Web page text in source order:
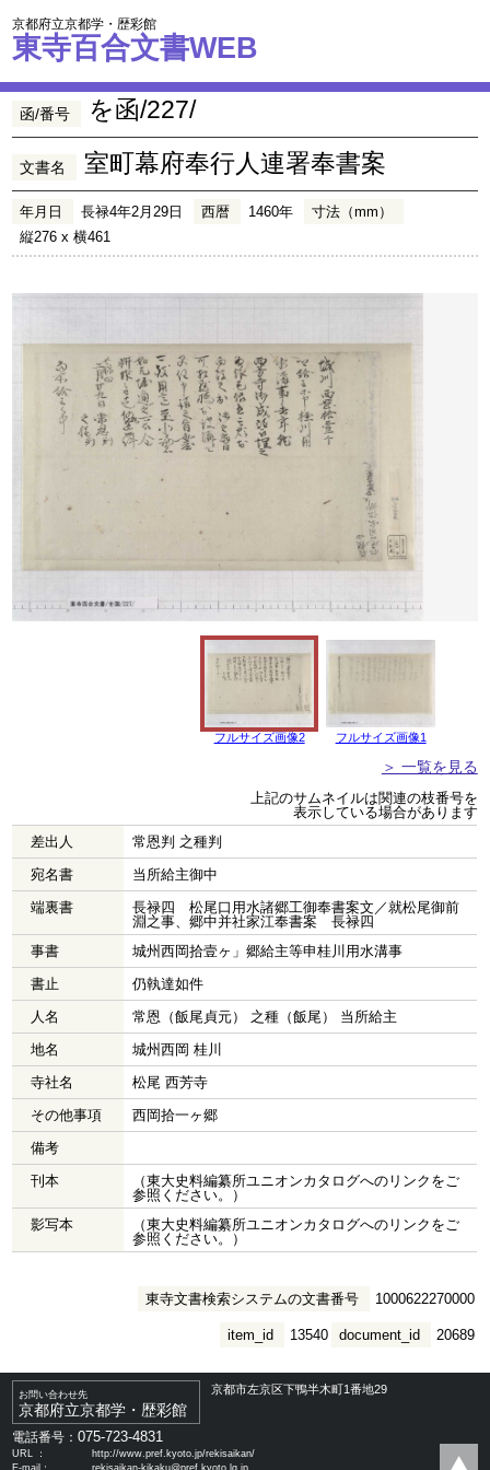
京都府立京都学・歴彩館
東寺百合文書WEB
函/番号 を函/227/
文書名 室町幕府奉行人連署奉書案
年月日 長禄4年2月29日 西暦 1460年
寸法（mm）
縦276 x 横461
フルサイズ画像2 フルサイズ画像1
＞ 一覧を見る
上記のサムネイルは関連の枝番号を
表示している場合があります
差出人
常恩判 之種判
宛名書
当所給主御中
端裏書
長禄四 松尾口用水諸郷工御奉書案文／就松尾御前
淵之事、郷中并社家江奉書案 長禄四
事書
城州西岡拾壹ヶ」郷給主等申桂川用水溝事
書止
仍執達如件
人名
常恩（飯尾貞元） 之種（飯尾） 当所給主
地名
城州西岡 桂川
寺社名
松尾 西芳寺
その他事項
西岡拾一ヶ郷
備考
刊本
（東大史料編纂所ユニオンカタログへのリンクをご
参照ください。）
影写本
（東大史料編纂所ユニオンカタログへのリンクをご
参照ください。）
東寺文書検索システムの文書番号 1000622270000
document_id 20689
item_id 13540
お問い合わせ先
京都府立京都学・歴彩館
京都市左京区下鴨半木町1番地29
電話番号：075-723-4831
URL ：
http://www.pref.kyoto.jp/rekisaikan/
E-mail：
rekisaikan-kikaku@pref.kyoto.lg.jp